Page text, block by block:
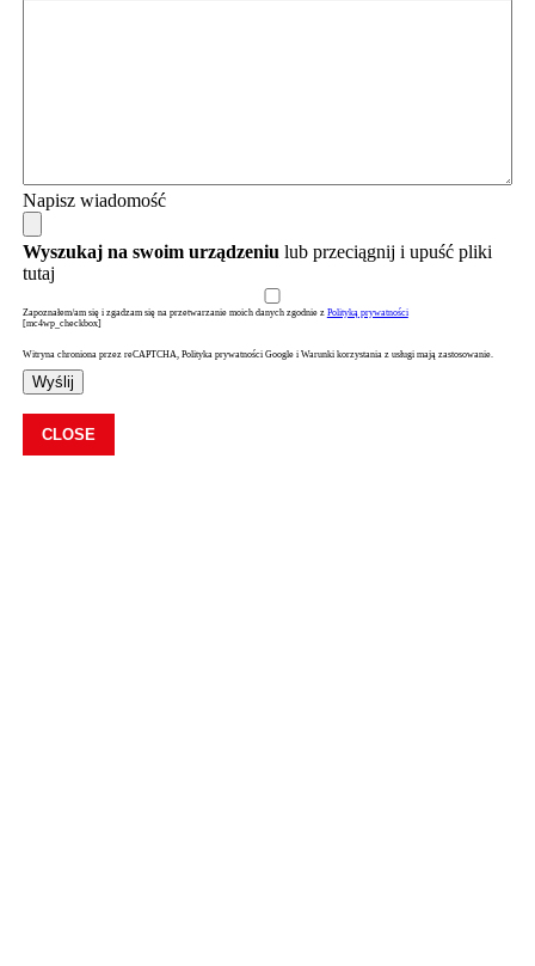
Napisz wiadomość
Wyszukaj na swoim urządzeniulub przeciągnij i upuść pliki
tutaj
Zapoznałem/am się i zgadzam się na przetwarzanie moich danych zgodnie z Polityką prywatności
[mc4wp_checkbox]
Witryna chroniona przez reCAPTCHA, Polityka prywatności Google i Warunki korzystania z usługi mają zastosowanie.
Wyślij
CLOSE